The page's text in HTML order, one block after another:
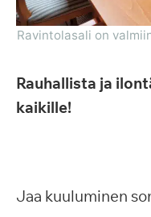
Ravintolasali on
Rauhallista ja
kaikille!
Jaa kuuluminen